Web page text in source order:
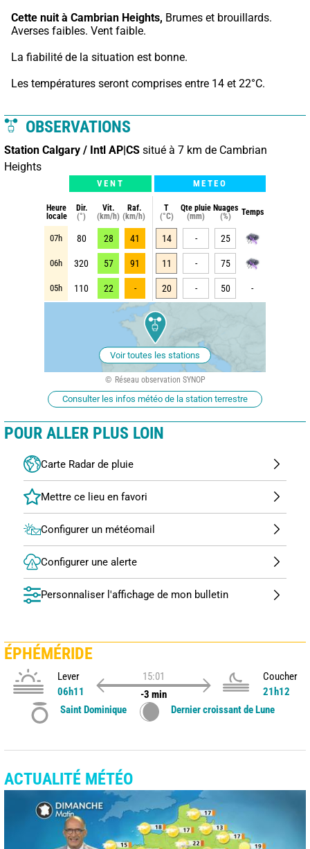
Cette nuit à Cambrian Heights, Brumes et brouillards.
Averses faibles. Vent faible.
La fiabilité de la situation est bonne.
Les températures seront comprises entre 14 et 22°C.
OBSERVATIONS
Station Calgary / Intl AP|CS situé à 7 km de Cambrian
Heights
VENT METEO
Heure
locale
Dir.
(°)
Vit.
(km/h)
Raf.
(km/h)
T
(°C)
Qte pluie
(mm)
Nuages
(%)
Temps
07h 80 28 41 14 - 25
06h 320 57 91 11 - 75
05h 110 22 - 20 - 50 -
Voir toutes les stations
Réseau observation SYNOP
Consulter les infos météo de la station terrestre
POUR ALLER PLUS LOIN
Carte Radar de pluie
Configurer un météomail
Configurer une alerte
Personnaliser l'affichage de mon bulletin
ÉPHÉMÉRIDE
Lever
06h11
15:01
-3 min
Coucher
21h12
Saint Dominique
Dernier croissant de Lune
ACTUALITÉ MÉTÉO